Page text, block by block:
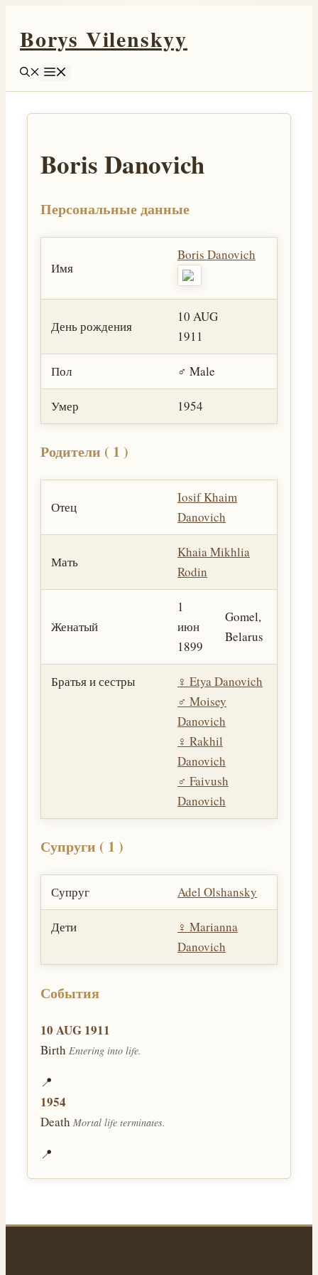
содержимому
Borys Vilenskyy
Boris Danovich
Персональные данные
Имя
Boris Danovich
День рождения
10 AUG
1911
Пол ♂️ Male
Умер 1954
Родители ( 1 )
Отец
Iosif Khaim
Danovich
Мать
Khaia Mikhlia
Rodin
Женатый
1
июн
1899
Gomel,
Belarus
Братья и сестры ♀️ Etya Danovich
♂️ Moisey
Danovich
♀️ Rakhil
Danovich
♂️ Faivush
Danovich
Супруги ( 1 )
Супруг Adel Olshansky
Дети ♀️ Marianna
Danovich
События
10 AUG 1911
Birth Entering into life.
📍
1954
Death Mortal life terminates.
📍